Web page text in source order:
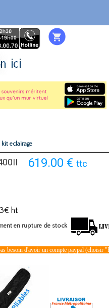
kit eclairage
619.00 € ttc
€ ht
en rupture de stock
besoin d'avoir un compte paypal (choisir